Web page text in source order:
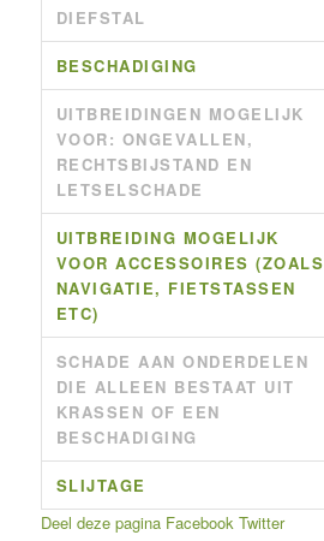
DIEFSTAL
BESCHADIGING
UITBREIDINGEN MOGELIJK
VOOR: ONGEVALLEN,
RECHTSBIJSTAND EN
LETSELSCHADE
UITBREIDING MOGELIJK
VOOR ACCESSOIRES (ZOALS
NAVIGATIE, FIETSTASSEN
ETC)
SCHADE AAN ONDERDELEN
DIE ALLEEN BESTAAT UIT
KRASSEN OF EEN
BESCHADIGING
SLIJTAGE
Deel deze pagina Facebook Twitter